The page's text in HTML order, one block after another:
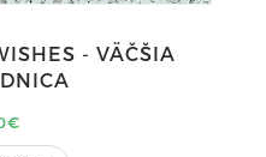
- VÄČŠIA